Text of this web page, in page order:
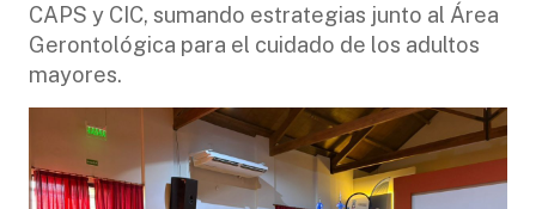
CAPS y CIC, sumando estrategias junto al Área
Gerontológica para el cuidado de los adultos
mayores.